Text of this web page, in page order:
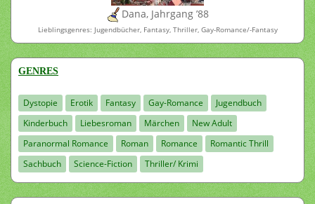
Dana, Jahrgang ’88
Lieblingsgenres: Jugendbücher, Fantasy, Thriller, Gay-Romance/-Fantasy
GENRES
Dystopie Erotik Fantasy Gay-Romance
Jugendbuch
Kinderbuch
Liebesroman Märchen
New Adult
Paranormal Romance
Roman Romance
Romantic Thrill
Sachbuch
Science-Fiction Thriller/ Krimi